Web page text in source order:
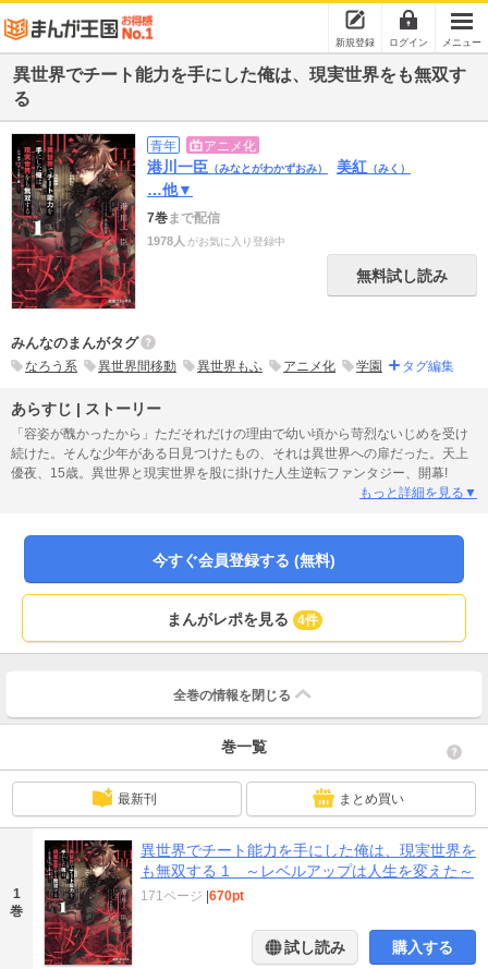
新規登録 ログイン メニュー
異世界でチート能力を手にした俺は、現実世界をも無双す
る
青年 アニメ化
港川一臣 （みなとがわかずおみ） 美紅 （みく）
…他▼
7巻まで配信
1978人 がお気に入り登録中
無料試し読み
みんなのまんがタグ
なろう系 異世界間移動 異世界もふ アニメ化 学園 タグ編集
あらすじ | ストーリー
「容姿が醜かったから」ただそれだけの理由で幼い頃から苛烈ないじめを受け
続けた。そんな少年がある日見つけたもの、それは異世界への扉だった。天上
優夜、15歳。異世界と現実世界を股に掛けた人生逆転ファンタジー、開幕!
もっと詳細を見る▼
今すぐ会員登録する (無料)
まんがレポを見る 4件
全巻の情報を 閉じる
巻一覧
最新刊 まとめ買い
1
巻
異世界でチート能力を手にした俺は、現実世界を
も無双する 1 ～レベルアップは人生を変えた～
171ページ 670pt
試し読み 購入する